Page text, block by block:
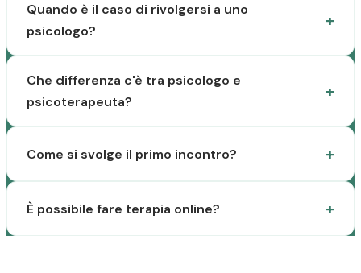
Quando è il caso di rivolgersi a uno
psicologo?
Che differenza c'è tra psicologo e
psicoterapeuta?
Come si svolge il primo incontro?
È possibile fare terapia online?